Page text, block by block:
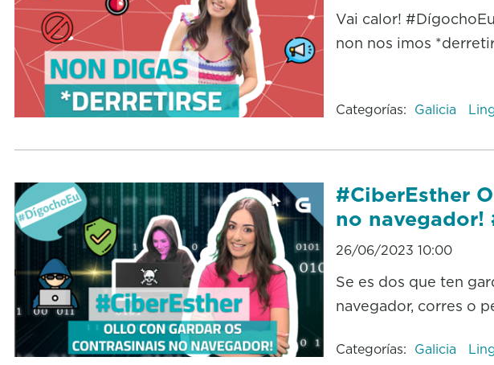
Vai calor!
non nos imos
Categorías: Galicia
#CiberEsther
no navegador!
26/06/2023 10:00
Se es dos que ten
navegador, corres o
Categorías: Galicia